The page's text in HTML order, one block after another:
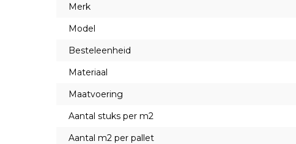
Merk
Model
Besteleenheid
Materiaal
Maatvoering
Aantal stuks per m2
Aantal m2 per pallet